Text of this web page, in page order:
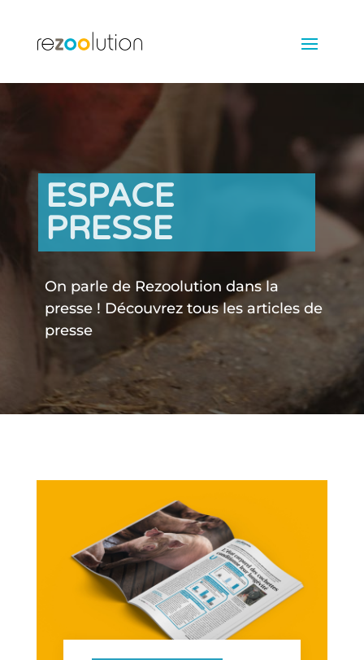
ESPACE
PRESSE
On parle de Rezoolution dans la
presse ! Découvrez tous les articles de
presse